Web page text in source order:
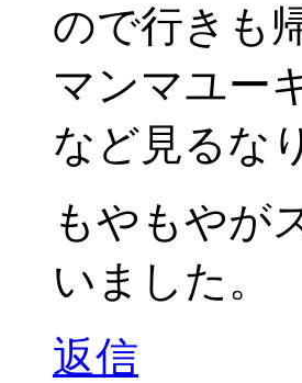
ので行きも
マンマユー
など見るな
もやもやが
いました。
返信